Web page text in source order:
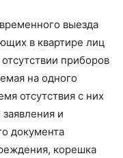
выезда
в квартире лиц
приборов
на одного
отсутствия с них
и
документа
корешка